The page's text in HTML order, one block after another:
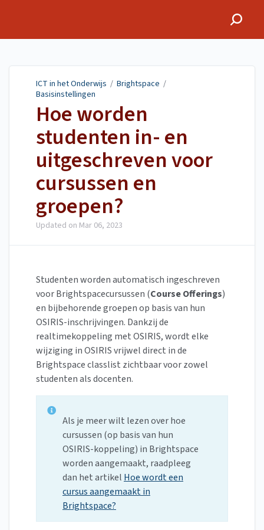
ICT in het Onderwijs / Brightspace /
Basisinstellingen
Hoe worden
studenten in- en
uitgeschreven voor
cursussen en
groepen?
Updated on Mar 06, 2023
Studenten worden automatisch ingeschreven
voor Brightspacecursussen (Course Offerings)
en bijbehorende groepen op basis van hun
OSIRIS-inschrijvingen. Dankzij de
realtimekoppeling met OSIRIS, wordt elke
wijziging in OSIRIS vrijwel direct in de
Brightspace classlist zichtbaar voor zowel
studenten als docenten.
Als je meer wilt lezen over hoe
cursussen (op basis van hun
OSIRIS-koppeling) in Brightspace
worden aangemaakt, raadpleeg
dan het artikel Hoe wordt een
cursus aangemaakt in
Brightspace?